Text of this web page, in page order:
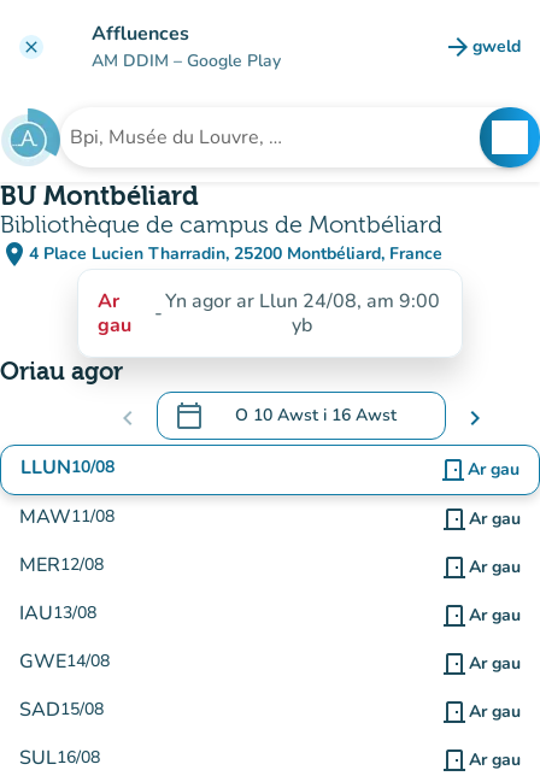
clear Affluences
AM DDIM – Google Play arrow_forward gweld
(tab
Chwilio am sefydliad
BU Montbéliard
Bibliothèque de campus de Montbéliard
place 4 Place Lucien Tharradin, 25200 Montbéliard, France
(agor yn Google Maps)
(tab newydd)
Ar
gau
-Yn agor ar Llun 24/08, am 9:00
yb
Oriau agor
chevron_left calendar_today O 10 Awst i 16 Awst
.Agor y calendr i newid dyddiadau chevron_right
LLUN10/08 door_front Ar gau
MAW11/08 door_front Ar gau
MER12/08 door_front Ar gau
IAU13/08 door_front Ar gau
GWE14/08 door_front Ar gau
SAD15/08 door_front Ar gau
SUL16/08 door_front Ar gau